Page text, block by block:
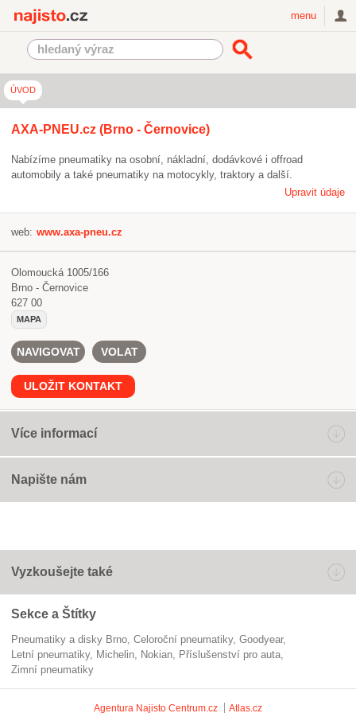
menu
ÚVOD
AXA-PNEU.cz (Brno - Černovice)
Nabízíme pneumatiky na osobní, nákladní, dodávkové i offroad
automobily a také pneumatiky na motocykly, traktory a další.
Upravit údaje
web: www.axa-pneu.cz
Olomoucká 1005/166
Brno - Černovice
627 00
MAPA
NAVIGOVAT VOLAT
ULOŽIT KONTAKT
Více informací
Napište nám
Vyzkoušejte také
Sekce a Štítky
Pneumatiky a disky Brno celoroční pneumatiky
Goodyear
letní pneumatiky
Michelin Nokian
příslušenství pro auta
zimní pneumatiky
Agentura Najisto Centrum.cz Atlas.cz